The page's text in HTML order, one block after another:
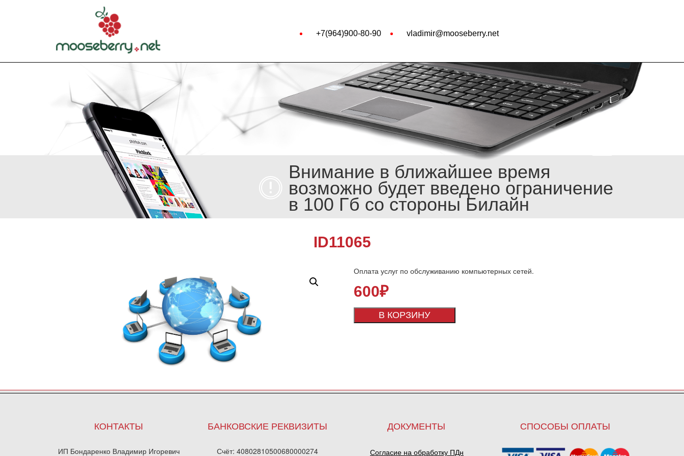
+7(964)900-80-90 vladimir@mooseberry.net
Внимание в ближайшее время
возможно будет введено ограничение
в 100 Гб со стороны Билайн
ID11065
Оплата услуг по обслуживанию компьютерных сетей.
600₽
В КОРЗИНУ
КОНТАКТЫ
ИП Бондаренко Владимир Игоревич
БАНКОВСКИЕ РЕКВИЗИТЫ
Счёт: 40802810500680000274
ДОКУМЕНТЫ
Согласие на обработку ПДн
СПОСОБЫ ОПЛАТЫ